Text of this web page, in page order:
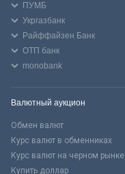
ПУМБ
Укргазбанк
Райффайзен Банк
ОТП банк
monobank
Валютный аукцион
Обмен валют
Курс валют в обменниках
Курс валют на черном рынке
Купить доллар